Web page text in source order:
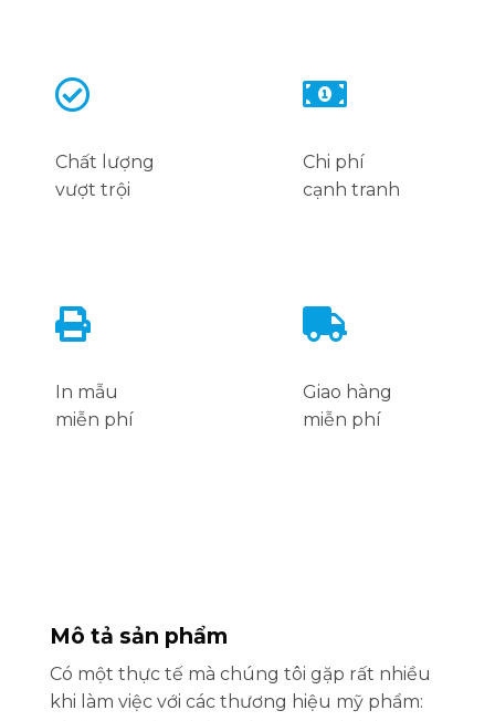
Chất lượng
vượt trội
Chi phí
cạnh tranh
In mẫu
miễn phí
Giao hàng
miễn phí
Mô tả sản phẩm
Có một thực tế mà chúng tôi gặp rất nhiều
khi làm việc với các thương hiệu mỹ phẩm: